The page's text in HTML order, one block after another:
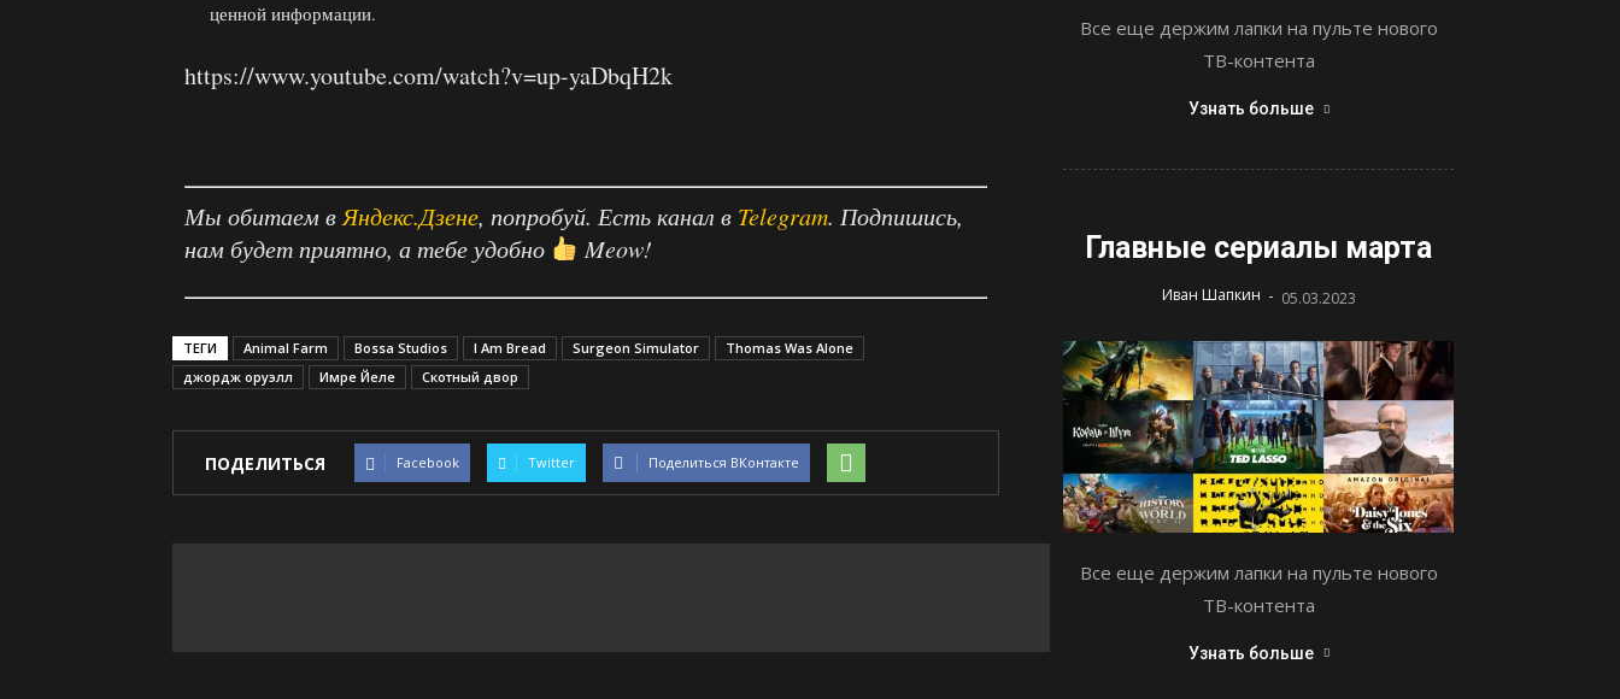
ценной информации.
https://www.youtube.com/watch?v=up-yaDbqH2k
Мы обитаем вЯндекс.Дзене, попробуй. Есть канал в Telegram. Подпишись,
нам будет приятно, а тебе удобно
Meow!
ТЕГИ Animal Farm Bossa Studios I Am Bread Surgeon Simulator
Thomas Was Alone
джордж оруэлл
Имре Йеле Скотный двор
ПОДЕЛИТЬСЯ Facebook Twitter Поделиться ВКонтакте
Все еще держим лапки на пульте нового
ТВ-контента
Узнать больше
Главные сериалы марта
Иван Шапкин - 05.03.2023
Все еще держим лапки на пульте нового
ТВ-контента
Узнать больше